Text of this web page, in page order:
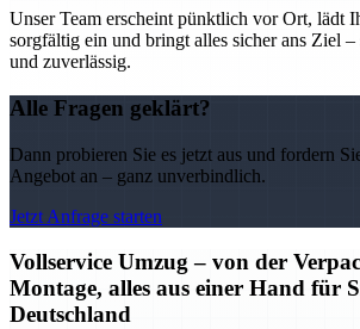
Unser Team erscheint pünktlich vor Ort, lädt
sorgfältig ein und bringt alles sicher ans Ziel
und zuverlässig.
Alle Fragen geklärt?
Dann probieren Sie es jetzt aus und fordern
Angebot an – ganz unverbindlich.
Jetzt Anfrage starten
Vollservice Umzug – von der
Montage, alles aus einer Hand für
Deutschland